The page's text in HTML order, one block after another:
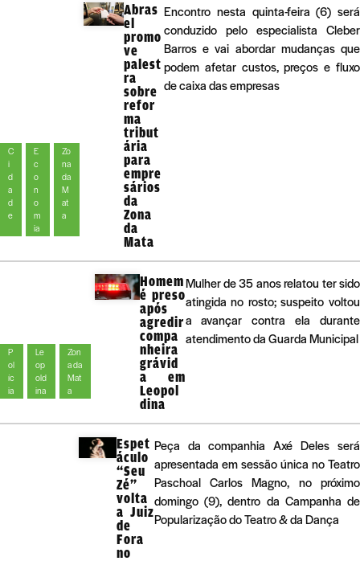
C
i
d
a
d
e
E
c
o
n
o
m
ia
Zo
na
da
M
at
a
Abras
el
promo
ve
palest
ra
sobre
refor
ma
tribut
ária
para
empre
sários
da
Zona
da
Mata
Encontro nesta quinta-feira (6) será
conduzido pelo especialista Cleber
Barros e vai abordar mudanças que
podem afetar custos, preços e fluxo
de caixa das empresas
P
ol
íc
ia
Le
op
old
ina
Zon
a da
Mat
a
Homem
é preso
após
agredir
compa
nheira
grávid
a em
Leopol
dina
Mulher de 35 anos relatou ter sido
atingida no rosto; suspeito voltou
a avançar contra ela durante
atendimento da Guarda Municipal
Espet
áculo
“Seu
Zé”
volta
a Juiz
de
Fora
no
Peça da companhia Axé Deles será
apresentada em sessão única no Teatro
Paschoal Carlos Magno, no próximo
domingo (9), dentro da Campanha de
Popularização do Teatro & da Dança